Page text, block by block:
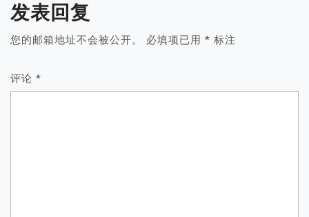
发表回复
您的邮箱地址不会被公开。 必填项已用 * 标注
评论 *